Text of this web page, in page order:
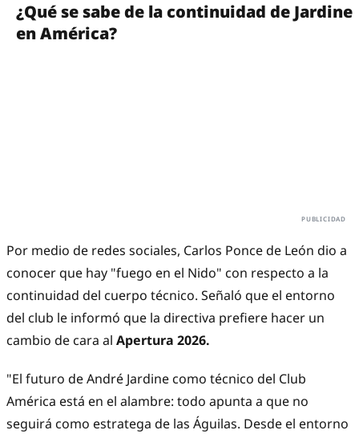
¿Qué se sabe de la continuidad de Jardine
en América?
Por medio de redes sociales, Carlos Ponce de León dio a
conocer que hay "fuego en el Nido" con respecto a la
continuidad del cuerpo técnico. Señaló que el entorno
del club le informó que la directiva prefiere hacer un
cambio de cara al Apertura 2026.
"El futuro de André Jardine como técnico del Club
América está en el alambre: todo apunta a que no
seguirá como estratega de las Águilas. Desde el entorno